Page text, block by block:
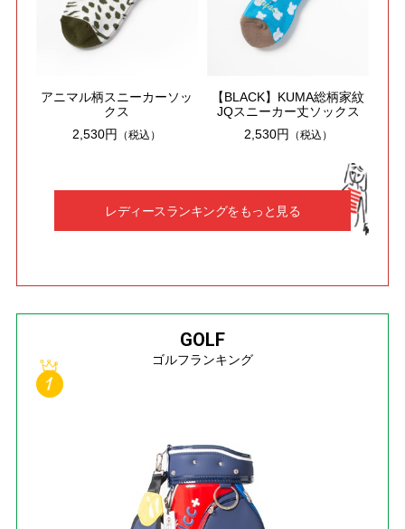
アニマル柄スニーカーソッ
クス
2,530円
（税込）
【BLACK】KUMA総柄家紋
JQスニーカー丈ソックス
2,530円
（税込）
レディースランキングをもっと見る
GOLF
ゴルフランキング